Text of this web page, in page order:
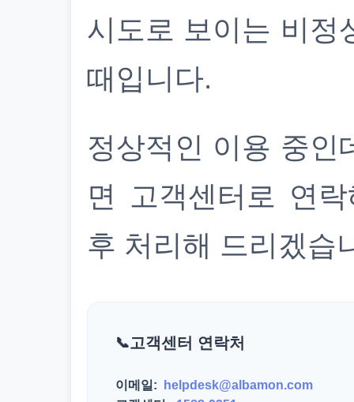
시도로 보이는 비정
때입니다.
정상적인 이용 중인
면 고객센터로 연
후 처리해 드리겠습
고객센터 연락처
이메일:
helpdesk@albamon.com